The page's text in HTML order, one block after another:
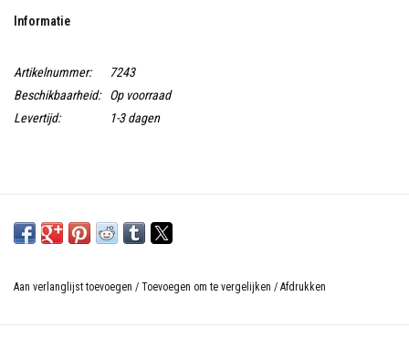
Informatie
Artikelnummer:
7243
Beschikbaarheid:
Op voorraad
Levertijd:
1-3 dagen
Aan verlanglijst toevoegen / Toevoegen om te vergelijken / Afdrukken